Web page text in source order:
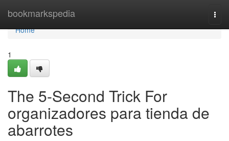
bookmarkspedia
Home
Home
1
The 5-Second Trick For
organizadores para tienda de
abarrotes